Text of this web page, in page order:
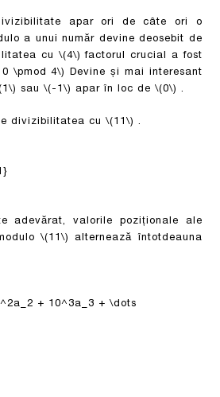
apar ori de câte ori o
a unui număr devine deosebit de
cu \(4\) factorul crucial a fost
\pmod 4\)
Devine și mai interesant
sau \(-1\) apar în loc de \(0\) .
divizibilitatea cu \(11\) .
adevărat, valorile poziționale ale
\(11\)
alternează întotdeauna
+ 10^3a_3 + \dots